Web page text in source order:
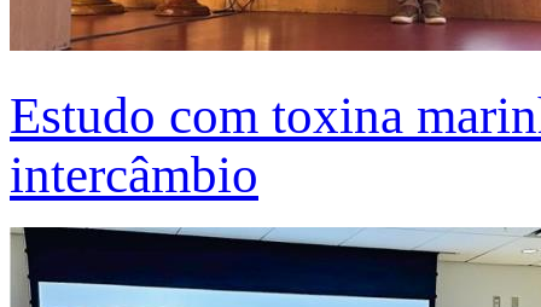
Estudo com toxina
intercâmbio